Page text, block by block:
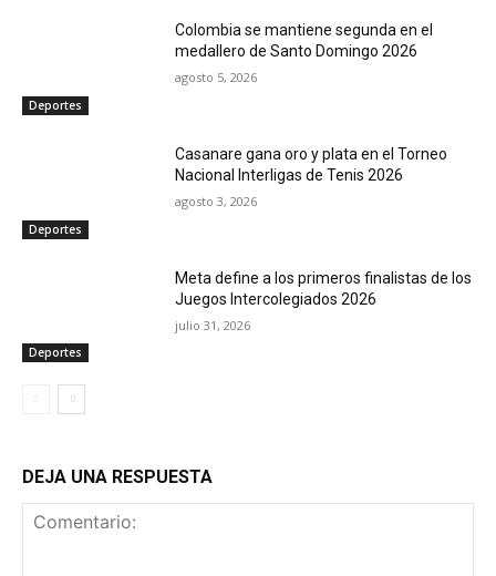
Deportes
Colombia se mantiene segunda en el
medallero de Santo Domingo 2026
agosto 5, 2026
Deportes
Casanare gana oro y plata en el Torneo
Nacional Interligas de Tenis 2026
agosto 3, 2026
Deportes
Meta define a los primeros finalistas de los
Juegos Intercolegiados 2026
julio 31, 2026
DEJA UNA RESPUESTA